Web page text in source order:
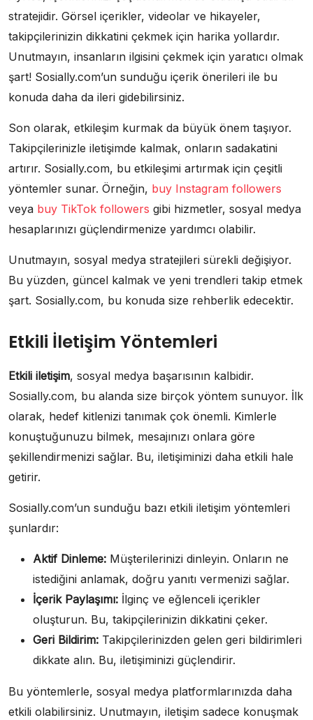
stratejidir. Görsel içerikler, videolar ve hikayeler,
takipçilerinizin dikkatini çekmek için harika yollardır.
Unutmayın, insanların ilgisini çekmek için yaratıcı olmak
şart! Sosially.com’un sunduğu içerik önerileri ile bu
konuda daha da ileri gidebilirsiniz.
Son olarak, etkileşim kurmak da büyük önem taşıyor.
Takipçilerinizle iletişimde kalmak, onların sadakatini
artırır. Sosially.com, bu etkileşimi artırmak için çeşitli
yöntemler sunar. Örneğin, buy Instagram followers
veya buy TikTok followers gibi hizmetler, sosyal medya
hesaplarınızı güçlendirmenize yardımcı olabilir.
Unutmayın, sosyal medya stratejileri sürekli değişiyor.
Bu yüzden, güncel kalmak ve yeni trendleri takip etmek
şart. Sosially.com, bu konuda size rehberlik edecektir.
Etkili İletişim Yöntemleri
Etkili iletişim, sosyal medya başarısının kalbidir.
Sosially.com, bu alanda size birçok yöntem sunuyor. İlk
olarak, hedef kitlenizi tanımak çok önemli. Kimlerle
konuştuğunuzu bilmek, mesajınızı onlara göre
şekillendirmenizi sağlar. Bu, iletişiminizi daha etkili hale
getirir.
Sosially.com’un sunduğu bazı etkili iletişim yöntemleri
şunlardır:
Aktif Dinleme: Müşterilerinizi dinleyin. Onların ne
istediğini anlamak, doğru yanıtı vermenizi sağlar.
İçerik Paylaşımı: İlginç ve eğlenceli içerikler
oluşturun. Bu, takipçilerinizin dikkatini çeker.
Geri Bildirim: Takipçilerinizden gelen geri bildirimleri
dikkate alın. Bu, iletişiminizi güçlendirir.
Bu yöntemlerle, sosyal medya platformlarınızda daha
etkili olabilirsiniz. Unutmayın, iletişim sadece konuşmak